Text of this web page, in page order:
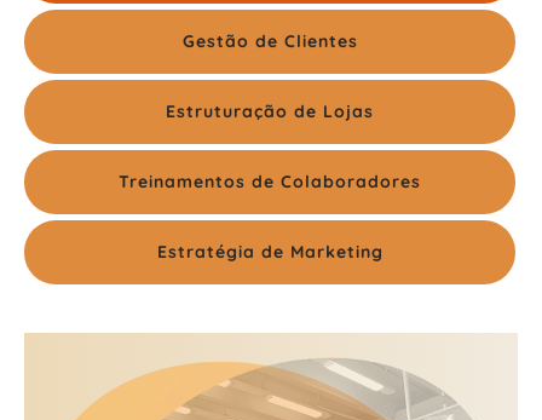
Gestão de Clientes
Estruturação de Lojas
Treinamentos de Colaboradores
Estratégia de Marketing